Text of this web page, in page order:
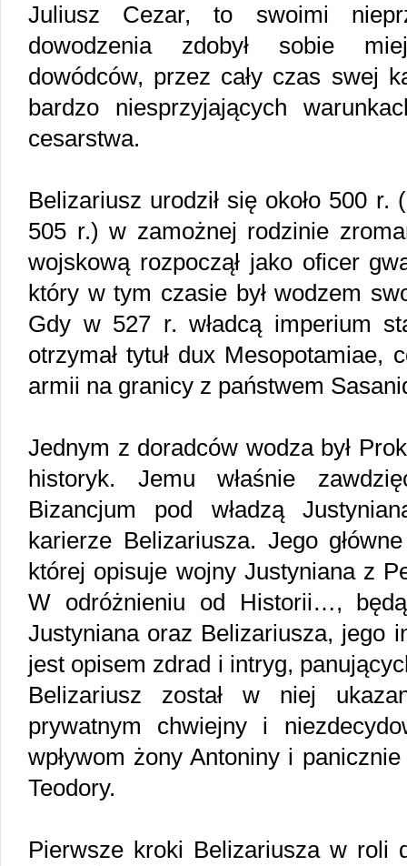
Juliusz Cezar, to swoimi
dowodzenia zdobył sobie
dowódców, przez cały czas swej
bardzo niesprzyjających
cesarstwa.
Belizariusz urodził się około 500
505 r.) w zamożnej rodzinie
wojskową rozpoczął jako oficer
który w tym czasie był wodzem
Gdy w 527 r. władcą imperium
otrzymał tytuł dux Mesopotamiae,
armii na granicy z państwem
Jednym z doradców wodza był
historyk. Jemu właśnie
Bizancjum pod władzą
karierze Belizariusza. Jego
której opisuje wojny Justyniana z
W odróżnieniu od Historii…,
Justyniana oraz Belizariusza, jego
jest opisem zdrad i intryg,
Belizariusz został w niej
prywatnym chwiejny i
wpływom żony Antoniny i
Teodory.
Pierwsze kroki Belizariusza w roli